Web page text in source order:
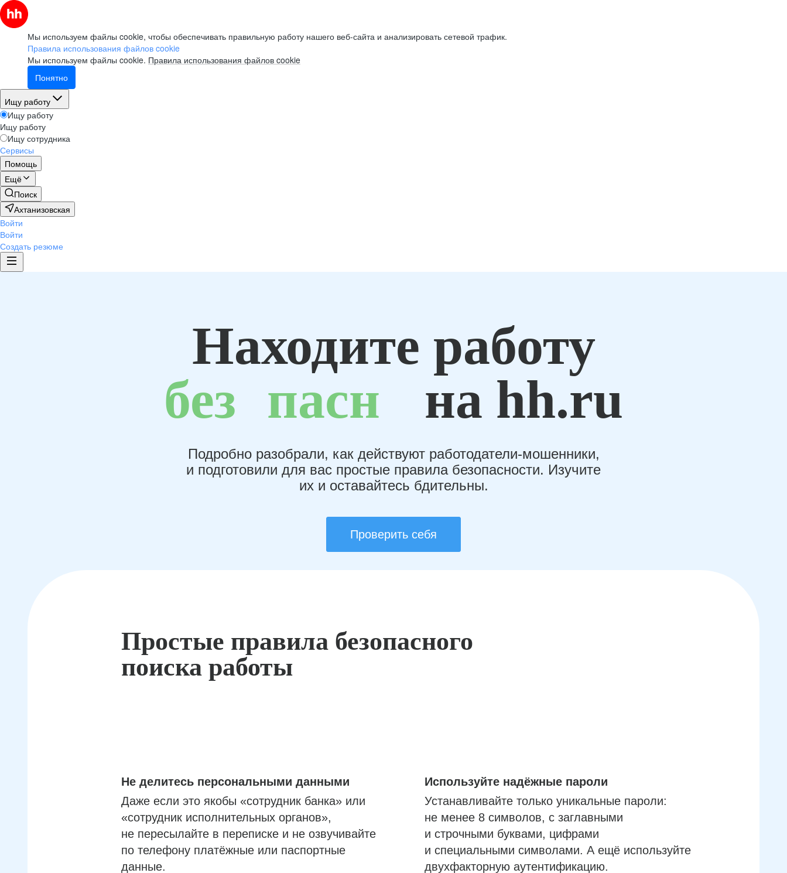
Мы используем файлы cookie, чтобы обеспечивать правильную работу нашего веб-сайта и анализировать сетевой трафик.
Правила использования файлов cookie
Мы используем файлы cookie. Правила использования файлов cookie
Понятно
Ищу работу
Ищу работу
Ищу работу
Ищу сотрудника
Сервисы
Помощь
Ещё
Поиск
Ахтанизовская
Войти
Войти
Создать резюме
Находите работу
без пасн на hh.ru
Подробно разобрали, как действуют работодатели-мошенники,
и подготовили для вас простые правила безопасности. Изучите
их и оставайтесь бдительны.
Проверить себя
Простые правила безопасного
поиска работы
Не делитесь персональными данными
Даже если это якобы «сотрудник банка» или
«сотрудник исполнительных органов»,
не пересылайте в переписке и не озвучивайте
по телефону платёжные или паспортные
данные.
Используйте надёжные пароли
Устанавливайте только уникальные пароли:
не менее 8 символов, с заглавными
и строчными буквами, цифрами
и специальными символами. А ещё используйте
двухфакторную аутентификацию.